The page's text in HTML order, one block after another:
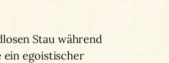
Stau während
ein egoistischer